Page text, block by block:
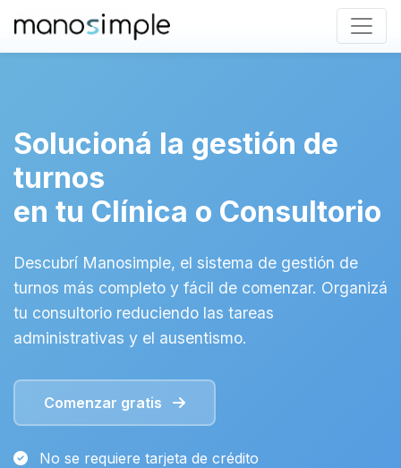
Comenzar gratis
Solucioná la gestión de
turnos
en tu Clínica o Consultorio
Descubrí Manosimple, el sistema de gestión de
turnos más completo y fácil de comenzar. Organizá
tu consultorio reduciendo las tareas
administrativas y el ausentismo.
Comenzar gratis
No se requiere tarjeta de crédito